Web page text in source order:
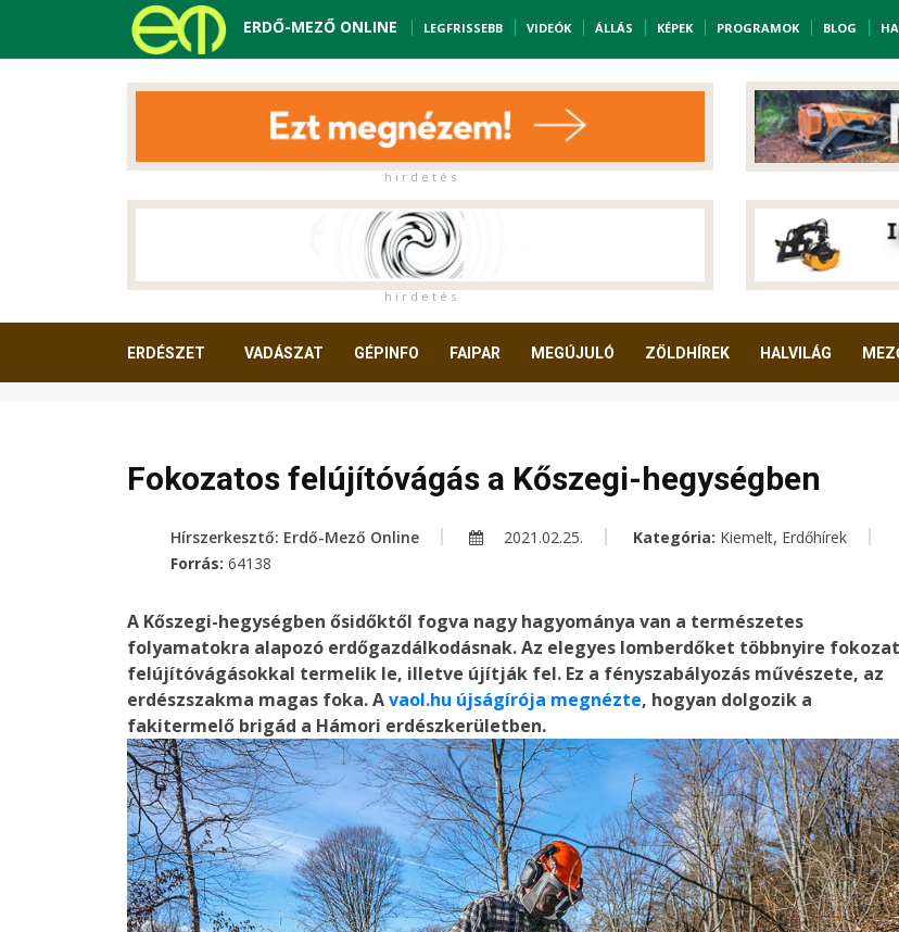
ERDŐ-MEZŐ ONLINE LEGFRISSEBB VIDEÓK ÁLLÁS KÉPEK PROGRAMOK BLOG
h i r d e t é s
h i r d e t é s
ERDÉSZET VADÁSZAT GÉPINFO FAIPAR MEGÚJULÓ ZÖLDHÍREK HALVILÁG
Fokozatos felújítóvágás a Kőszegi-hegységben
Hírszerkesztő: Erdő-Mező Online 2021.02.25. Kategória: Kiemelt, Erdőhírek
Forrás: 64138
A Kőszegi-hegységben ősidőktől fogva nagy hagyománya van a természetes
folyamatokra alapozó erdőgazdálkodásnak. Az elegyes lomberdőket többnyire
felújítóvágásokkal termelik le, illetve újítják fel. Ez a fényszabályozás művészete, az
erdészszakma magas foka. Avaol.hu újságírója megnézte, hogyan dolgozik a
fakitermelő brigád a Hámori erdészkerületben.